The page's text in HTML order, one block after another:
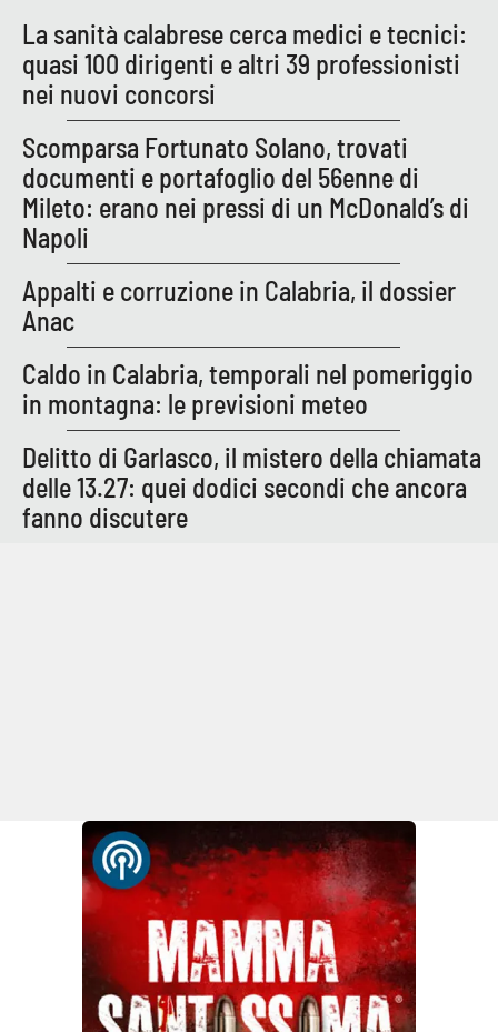
Reggio Calabria
Cosenza
Lamezia Terme
PROGETTI
SPECIALI
Buona Sanità Calabria
LA
CALABRIAVISIONE
Destinazioni
Eventi
Lactv.it
Laconair.it
Lacitymag.it
Lacapitalenews.it
La sanità calabrese cerca medici e tecnici:
quasi 100 dirigenti e altri 39 professionisti
nei nuovi concorsi
Scomparsa Fortunato Solano, trovati
documenti e portafoglio del 56enne di
Mileto: erano nei pressi di un McDonald’s di
Napoli
Appalti e corruzione in Calabria, il dossier
Anac
Caldo in Calabria, temporali nel pomeriggio
in montagna: le previsioni meteo
Delitto di Garlasco, il mistero della chiamata
delle 13.27: quei dodici secondi che ancora
fanno discutere